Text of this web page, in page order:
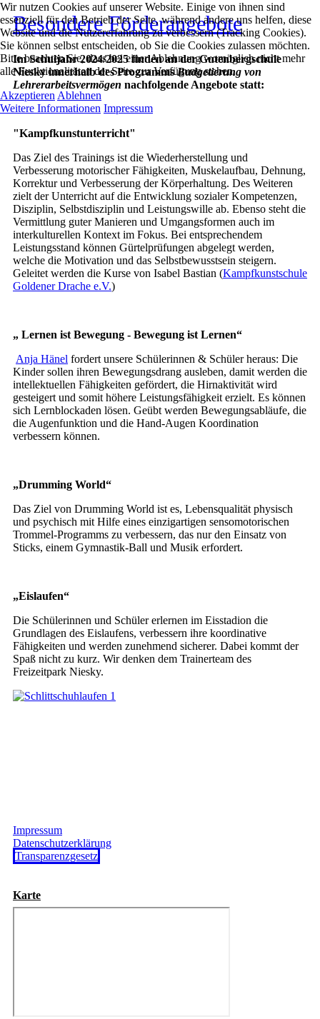
Besondere Förderangebote
Im Schuljahr 2024/2025 finden an der Gutenbergschule
Niesky innerhalb des ProgrammsBudgetierung von
Lehrerarbeitsvermögen nachfolgende Angebote statt:
"Kampfkunstunterricht"
Das Ziel des Trainings ist die Wiederherstellung und
Verbesserung motorischer Fähigkeiten, Muskelaufbau, Dehnung,
Korrektur und Verbesserung der Körperhaltung. Des Weiteren
zielt der Unterricht auf die Entwicklung sozialer Kompetenzen,
Disziplin, Selbstdisziplin und Leistungswille ab. Ebenso steht die
Vermittlung guter Manieren und Umgangsformen auch im
interkulturellen Kontext im Fokus. Bei entsprechendem
Leistungsstand können Gürtelprüfungen abgelegt werden,
welche die Motivation und das Selbstbewusstsein steigern.
Geleitet werden die Kurse von Isabel Bastian (Kampfkunstschule
Goldener Drache e.V.)
„ Lernen ist Bewegung - Bewegung ist Lernen“
Anja Hänel fordert unsere Schülerinnen & Schüler heraus: Die
Kinder sollen ihren Bewegungsdrang ausleben, damit werden die
intellektuellen Fähigkeiten gefördert, die Hirnaktivität wird
gesteigert und somit höhere Leistungsfähigkeit erzielt. Es können
sich Lernblockaden lösen. Geübt werden Bewegungsabläufe, die
die Augenfunktion und die Hand-Augen Koordination
verbessern können.
„Drumming World“
Das Ziel von Drumming World ist es, Lebensqualität physisch
und psychisch mit Hilfe eines einzigartigen sensomotorischen
Trommel-Programms zu verbessern, das nur den Einsatz von
Sticks, einem Gymnastik-Ball und Musik erfordert.
„Eislaufen“
Die Schülerinnen und Schüler erlernen im Eisstadion die
Grundlagen des Eislaufens, verbessern ihre koordinative
Fähigkeiten und werden zunehmend sicherer. Dabei kommt der
Spaß nicht zu kurz. Wir denken dem Trainerteam des
Freizeitpark Niesky.
Impressum
Datenschutzerklärung
Transparenzgesetz
Karte
Wir nutzen Cookies auf unserer Website. Einige von ihnen sind
essenziell für den Betrieb der Seite, während andere uns helfen, diese
Website und die Nutzererfahrung zu verbessern (Tracking Cookies).
Sie können selbst entscheiden, ob Sie die Cookies zulassen möchten.
Bitte beachten Sie, dass bei einer Ablehnung womöglich nicht mehr
alle Funktionalitäten der Seite zur Verfügung stehen.
Akzeptieren Ablehnen
Weitere Informationen Impressum